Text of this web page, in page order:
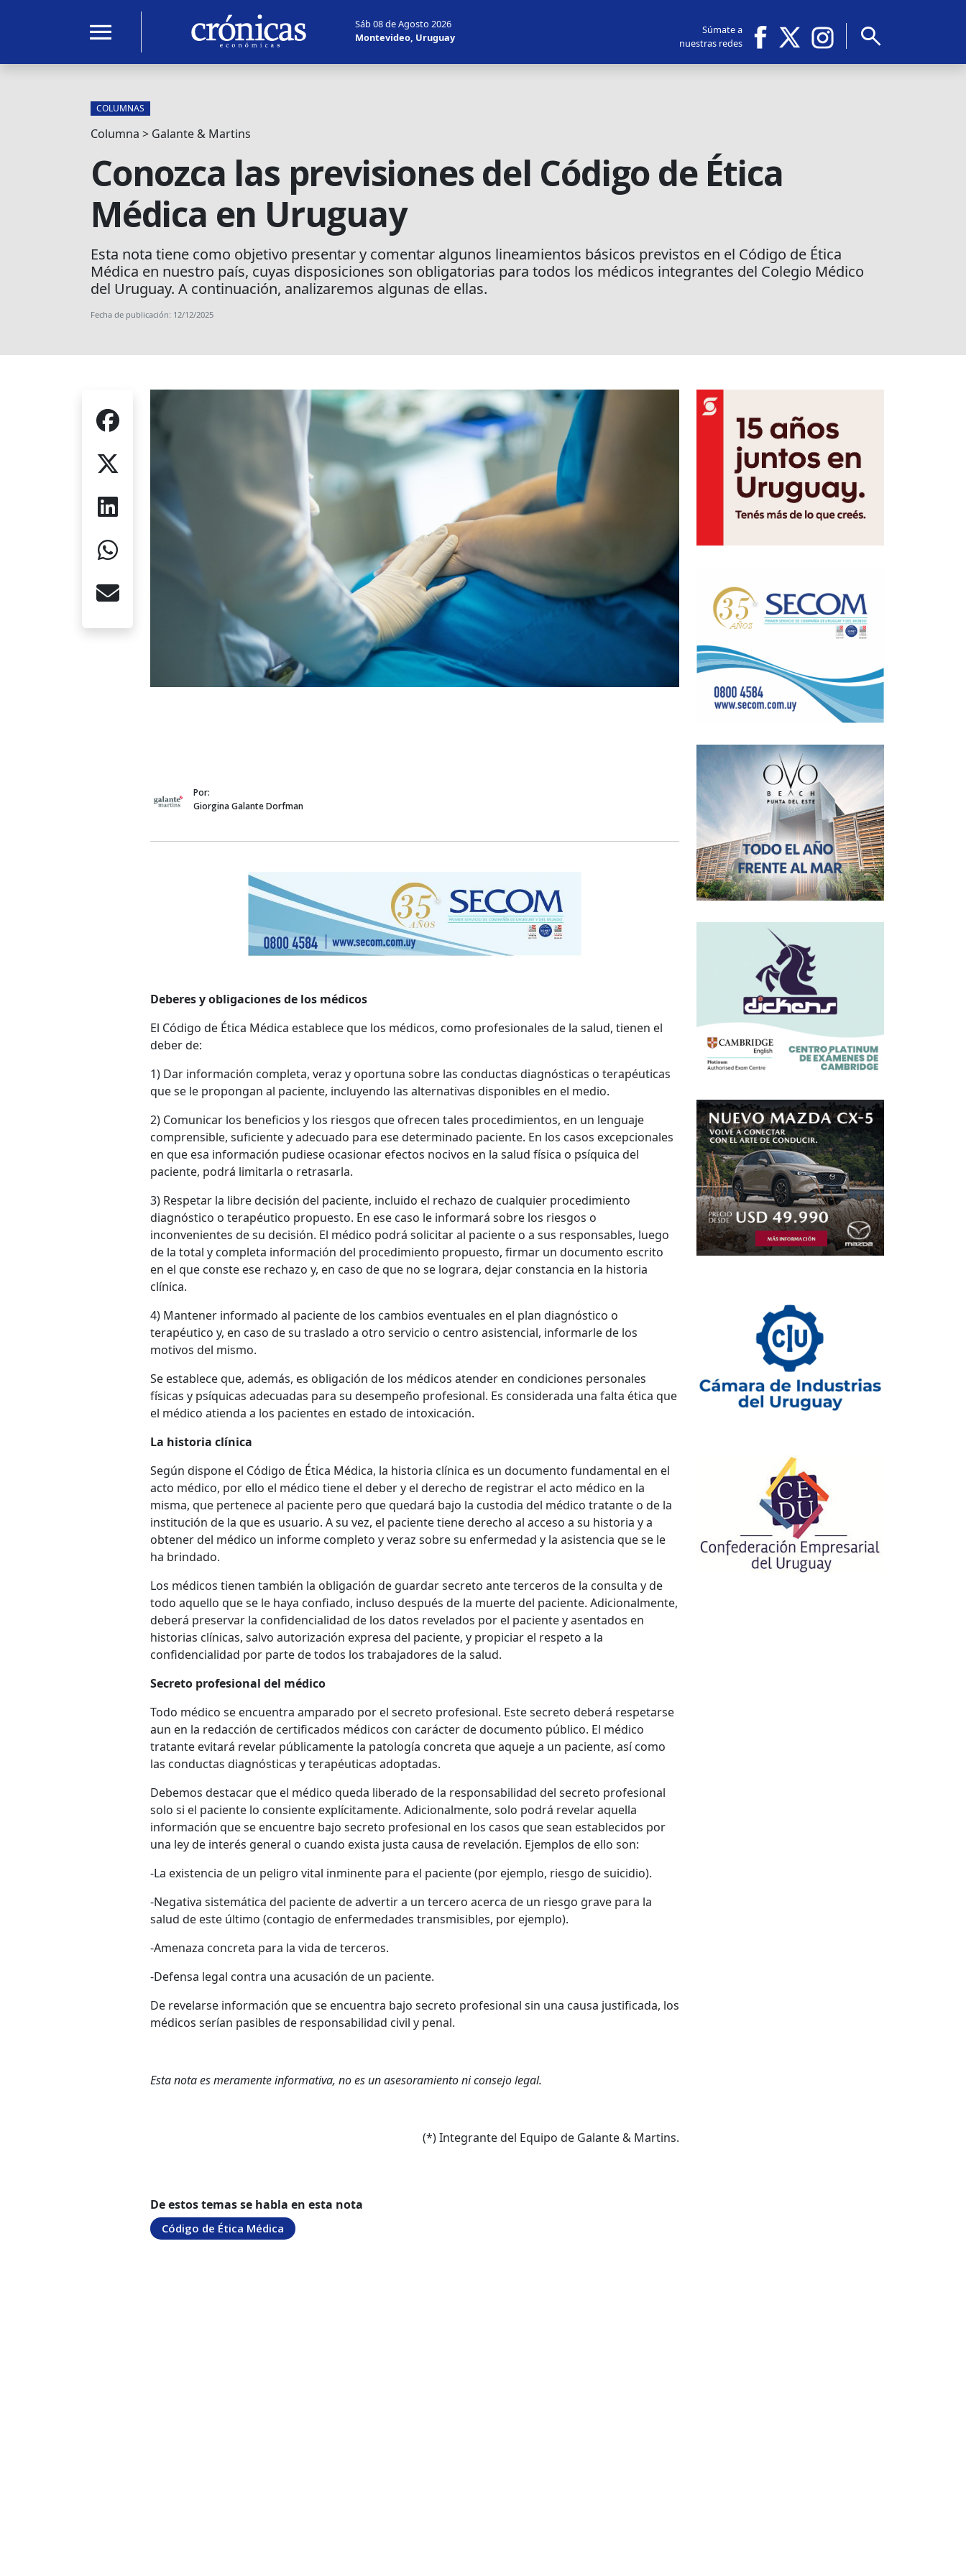
menu
Sáb 08 de Agosto 2026
Montevideo, Uruguay
Súmate a
nuestras redes
search
COLUMNAS
Columna > Galante & Martins
Conozca las previsiones del Código de Ética
Médica en Uruguay
Esta nota tiene como objetivo presentar y comentar algunos lineamientos básicos previstos en el Código de Ética
Médica en nuestro país, cuyas disposiciones son obligatorias para todos los médicos integrantes del Colegio Médico
del Uruguay. A continuación, analizaremos algunas de ellas.
Fecha de publicación: 12/12/2025
Por:
Giorgina Galante Dorfman
Deberes y obligaciones de los médicos
El Código de Ética Médica establece que los médicos, como profesionales de la salud, tienen el
deber de:
1) Dar información completa, veraz y oportuna sobre las conductas diagnósticas o terapéuticas
que se le propongan al paciente, incluyendo las alternativas disponibles en el medio.
2) Comunicar los beneficios y los riesgos que ofrecen tales procedimientos, en un lenguaje
comprensible, suficiente y adecuado para ese determinado paciente. En los casos excepcionales
en que esa información pudiese ocasionar efectos nocivos en la salud física o psíquica del
paciente, podrá limitarla o retrasarla.
3) Respetar la libre decisión del paciente, incluido el rechazo de cualquier procedimiento
diagnóstico o terapéutico propuesto. En ese caso le informará sobre los riesgos o
inconvenientes de su decisión. El médico podrá solicitar al paciente o a sus responsables, luego
de la total y completa información del procedimiento propuesto, firmar un documento escrito
en el que conste ese rechazo y, en caso de que no se lograra, dejar constancia en la historia
clínica.
4) Mantener informado al paciente de los cambios eventuales en el plan diagnóstico o
terapéutico y, en caso de su traslado a otro servicio o centro asistencial, informarle de los
motivos del mismo.
Se establece que, además, es obligación de los médicos atender en condiciones personales
físicas y psíquicas adecuadas para su desempeño profesional. Es considerada una falta ética que
el médico atienda a los pacientes en estado de intoxicación.
La historia clínica
Según dispone el Código de Ética Médica, la historia clínica es un documento fundamental en el
acto médico, por ello el médico tiene el deber y el derecho de registrar el acto médico en la
misma, que pertenece al paciente pero que quedará bajo la custodia del médico tratante o de la
institución de la que es usuario. A su vez, el paciente tiene derecho al acceso a su historia y a
obtener del médico un informe completo y veraz sobre su enfermedad y la asistencia que se le
ha brindado.
Los médicos tienen también la obligación de guardar secreto ante terceros de la consulta y de
todo aquello que se le haya confiado, incluso después de la muerte del paciente. Adicionalmente,
deberá preservar la confidencialidad de los datos revelados por el paciente y asentados en
historias clínicas, salvo autorización expresa del paciente, y propiciar el respeto a la
confidencialidad por parte de todos los trabajadores de la salud.
Secreto profesional del médico
Todo médico se encuentra amparado por el secreto profesional. Este secreto deberá respetarse
aun en la redacción de certificados médicos con carácter de documento público. El médico
tratante evitará revelar públicamente la patología concreta que aqueje a un paciente, así como
las conductas diagnósticas y terapéuticas adoptadas.
Debemos destacar que el médico queda liberado de la responsabilidad del secreto profesional
solo si el paciente lo consiente explícitamente. Adicionalmente, solo podrá revelar aquella
información que se encuentre bajo secreto profesional en los casos que sean establecidos por
una ley de interés general o cuando exista justa causa de revelación. Ejemplos de ello son:
-La existencia de un peligro vital inminente para el paciente (por ejemplo, riesgo de suicidio).
-Negativa sistemática del paciente de advertir a un tercero acerca de un riesgo grave para la
salud de este último (contagio de enfermedades transmisibles, por ejemplo).
-Amenaza concreta para la vida de terceros.
-Defensa legal contra una acusación de un paciente.
De revelarse información que se encuentra bajo secreto profesional sin una causa justificada, los
médicos serían pasibles de responsabilidad civil y penal.
Esta nota es meramente informativa, no es un asesoramiento ni consejo legal.
(*) Integrante del Equipo de Galante & Martins.
De estos temas se habla en esta nota
Código de Ética Médica